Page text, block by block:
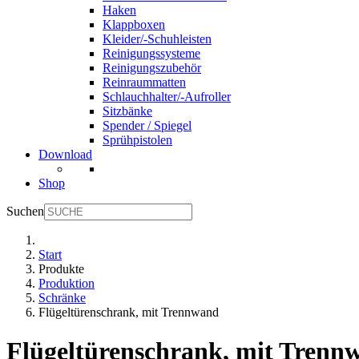
Haken
Klappboxen
Kleider/-Schuhleisten
Reinigungssysteme
Reinigungszubehör
Reinraummatten
Schlauchhalter/-Aufroller
Sitzbänke
Spender / Spiegel
Sprühpistolen
Download
Shop
Suchen
Start
Produkte
Produktion
Schränke
Flügeltürenschrank, mit Trennwand
Flügeltürenschrank, mit